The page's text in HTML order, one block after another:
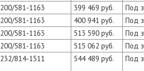
200/581-1163 399 469 руб.
Под
200/581-1163 400 941 руб.
Под
200/581-1163 513 590 руб.
Под
200/581-1163 515 062 руб.
Под
232/814-1511 544 489 руб. Под